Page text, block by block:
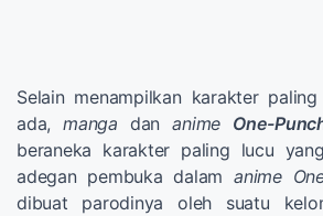
Selain menampilkan karakter
ada,manga dananime One-
beraneka karakter paling lucu
adegan pembuka dalam anime
dibuat parodinya oleh suatu